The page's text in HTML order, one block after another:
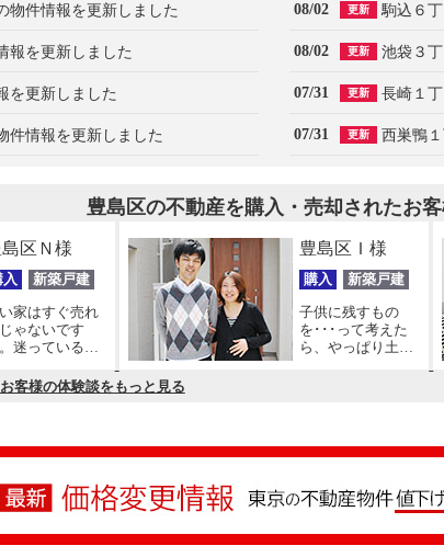
物件情報を更新しました 08/02 更新 駒込６
報を更新しました 08/02 更新 池袋３
を更新しました 07/31 更新 長崎１
件情報を更新しました 07/31 更新 西巣鴨
豊島区の不動産を購入・売却されたお
区Ｎ様
入 新築戸建
家はすぐ売れ
ゃないです
迷っている時
豊島区Ｉ様
購入 新築戸建
子供に残すもの
を･･･って考えた
ら、やっぱり土地
客様の体験談をもっと見る